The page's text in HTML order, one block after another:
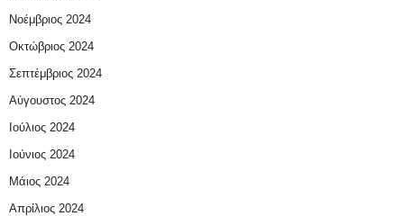
Νοέμβριος 2024
Οκτώβριος 2024
Σεπτέμβριος 2024
Αύγουστος 2024
Ιούλιος 2024
Ιούνιος 2024
Μάιος 2024
Απρίλιος 2024